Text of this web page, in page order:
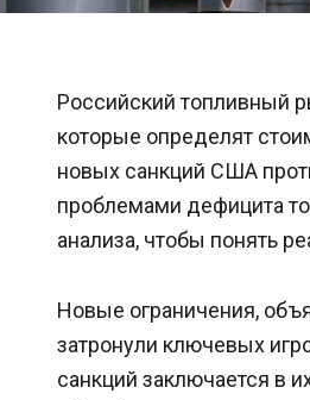
Российский топливный
которые определят
новых санкций США
проблемами дефицита
анализа, чтобы понять
Новые ограничения,
затронули ключевых
санкций заключается в